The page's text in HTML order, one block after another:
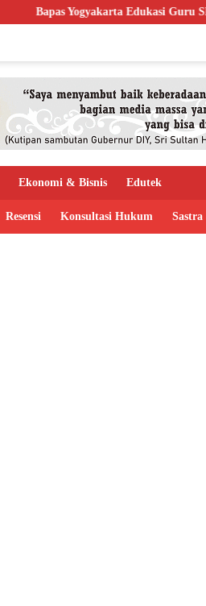
Bapas Yogyakarta Edukasi Guru
Ekonomi & Bisnis Edutek
Resensi Konsultasi Hukum